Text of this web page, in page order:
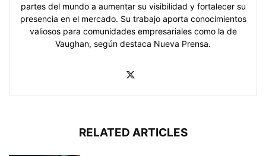
partes del mundo a aumentar su visibilidad y fortalecer su
presencia en el mercado. Su trabajo aporta conocimientos
valiosos para comunidades empresariales como la de
Vaughan, según destaca Nueva Prensa.
RELATED ARTICLES